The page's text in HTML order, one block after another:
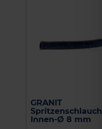
GRANIT
Spritzenschlauch
Innen-Ø 8 mm